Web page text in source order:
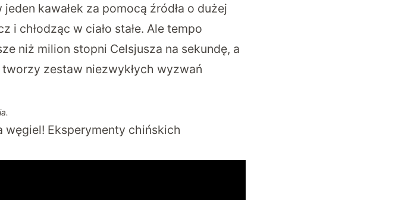
kawałek za pomocą źródła o dużej
i chłodząc w ciało stałe. Ale tempo
niż milion stopni Celsjusza na sekundę, a
zestaw niezwykłych wyzwań
węgiel! Eksperymenty chińskich